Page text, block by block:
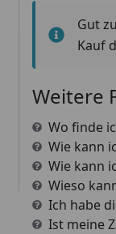
Gut
Kauf
Weitere
Wo finde
Wie kann
Wie kann
Wieso
Ich habe
Ist meine